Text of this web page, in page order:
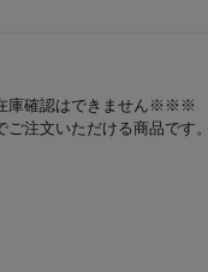
確認はできません※※※
ご注文いただける商品です。